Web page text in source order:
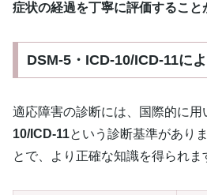
症状の経過を丁寧に評価すること
DSM-5・ICD-10/ICD-11に
適応障害の診断には、国際的に用
10/ICD-11という診断基準があり
とで、より正確な知識を得られま